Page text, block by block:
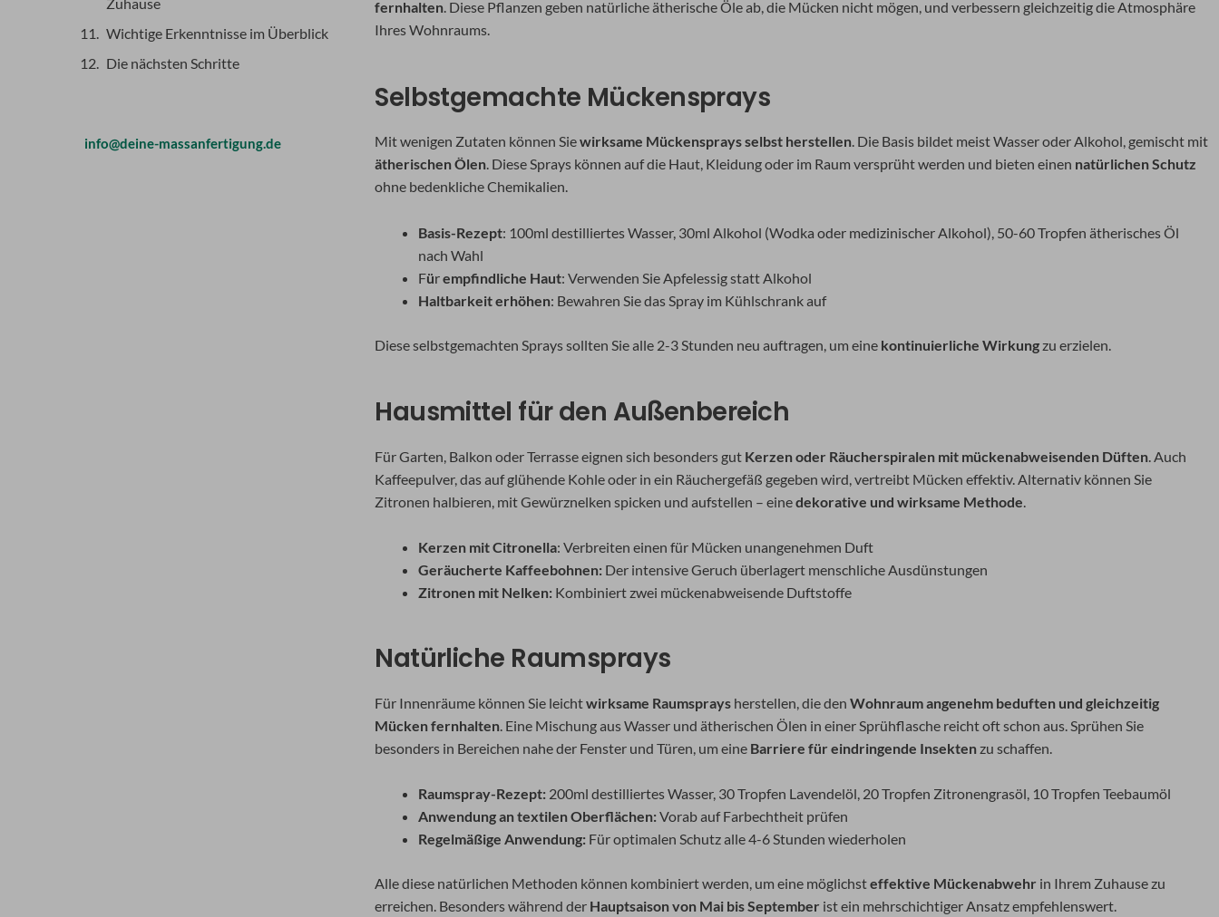
Zuhause
Wichtige Erkenntnisse im Überblick
Die nächsten Schritte
info@deine-massanfertigung.de
fernhalten. Diese Pflanzen geben natürliche ätherische Öle ab, die Mücken nicht mögen, und verbessern gleichzeitig die Atmosphäre
Ihres Wohnraums.
Selbstgemachte Mückensprays
Mit wenigen Zutaten können Siewirksame Mückensprays selbst herstellen. Die Basis bildet meist Wasser oder Alkohol, gemischt mit
ätherischen Ölen. Diese Sprays können auf die Haut, Kleidung oder im Raum versprüht werden und bieten einen natürlichen Schutz
ohne bedenkliche Chemikalien.
Basis-Rezept: 100ml destilliertes Wasser, 30ml Alkohol (Wodka oder medizinischer Alkohol), 50-60 Tropfen ätherisches Öl
nach Wahl
Fürempfindliche Haut: Verwenden Sie Apfelessig statt Alkohol
Haltbarkeit erhöhen: Bewahren Sie das Spray im Kühlschrank auf
Diese selbstgemachten Sprays sollten Sie alle 2-3 Stunden neu auftragen, um eine kontinuierliche Wirkungzu erzielen.
Hausmittel für den Außenbereich
Für Garten, Balkon oder Terrasse eignen sich besonders gut Kerzen oder Räucherspiralen mit mückenabweisenden Düften . Auch
Kaffeepulver, das auf glühende Kohle oder in ein Räuchergefäß gegeben wird, vertreibt Mücken effektiv. Alternativ können Sie
Zitronen halbieren, mit Gewürznelken spicken und aufstellen – einedekorative und wirksame Methode
Kerzen mit Citronella: Verbreiten einen für Mücken unangenehmen Duft
Geräucherte Kaffeebohnen: Der intensive Geruch überlagert menschliche Ausdünstungen
Zitronen mit Nelken: Kombiniert zwei mückenabweisende Duftstoffe
Natürliche Raumsprays
Für Innenräume können Sie leichtwirksame Raumsprays herstellen, die denWohnraum angenehm beduften und gleichzeitig
Mücken fernhalten . Eine Mischung aus Wasser und ätherischen Ölen in einer Sprühflasche reicht oft schon aus. Sprühen Sie
besonders in Bereichen nahe der Fenster und Türen, um eine Barriere für eindringende Insektenzu schaffen.
Raumspray-Rezept: 200ml destilliertes Wasser, 30 Tropfen Lavendelöl, 20 Tropfen Zitronengrasöl, 10 Tropfen Teebaumöl
Anwendung an textilen Oberflächen:Vorab auf Farbechtheit prüfen
Regelmäßige Anwendung: Für optimalen Schutz alle 4-6 Stunden wiederholen
Alle diese natürlichen Methoden können kombiniert werden, um eine möglichsteffektive Mückenabwehr in Ihrem Zuhause zu
erreichen. Besonders während der Hauptsaison von Mai bis September ist ein mehrschichtiger Ansatz empfehlenswert.